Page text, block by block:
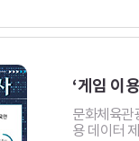
‘게임 이
문화체육관
용 데이터